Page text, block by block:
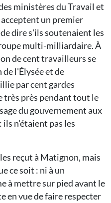
ministères du Travail et
un premier
dire s'ils soutenaient les
multi-milliardaire. À
de cent travailleurs se
l'Élysée et de
par cent gardes
très près pendant tout le
du gouvernement aux
n'étaient pas les
reçut à Matignon, mais
ce soit : ni à un
à mettre sur pied avant le
en vue de faire respecter